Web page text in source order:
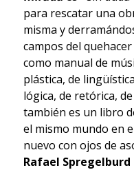
para rescatar una
misma y
campos del
como manual de
plástica, de
lógica, de retórica,
también es un libro
el mismo mundo en
nuevo con ojos de
Rafael Spregelburd